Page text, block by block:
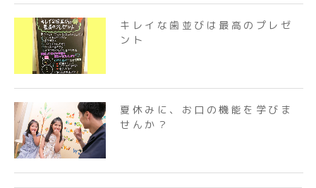
キレイな歯並びは最高のプレゼ
ント
夏休みに、お口の機能を学びま
せんか？